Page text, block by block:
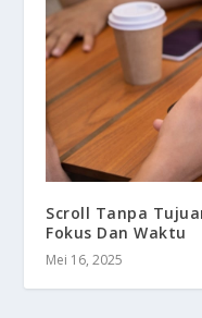
Scroll Tanpa
Fokus Dan Waktu
Mei 16, 2025